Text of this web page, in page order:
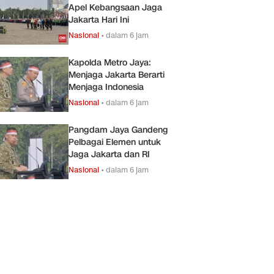
Apel Kebangsaan Jaga
Jakarta Hari Ini
Nasional •dalam 6 jam
Kapolda Metro Jaya:
Menjaga Jakarta Berarti
Menjaga Indonesia
Nasional •dalam 6 jam
Pangdam Jaya Gandeng
Pelbagai Elemen untuk
Jaga Jakarta dan RI
Nasional •dalam 6 jam